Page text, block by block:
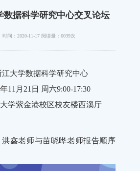
数据科学研究中心交叉论坛
时间：2020-11-17 阅读量：6039次
江大学数据科学研究中心
11月21日 周六9:00-17:30
学紫金港校区校友楼西溪厅
鑫老师与苗晓晔老师报告顺序